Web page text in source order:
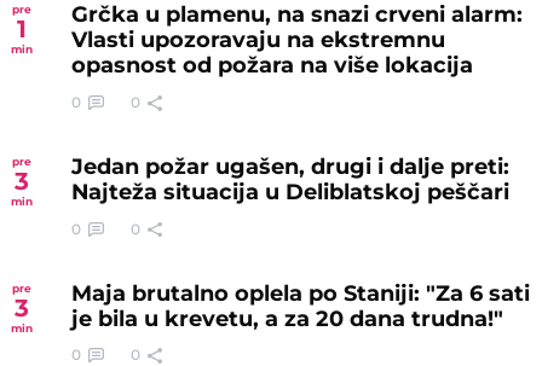
pre
1
min
Grčka u plamenu, na snazi crveni alarm:
Vlasti upozoravaju na ekstremnu
opasnost od požara na više lokacija
0 0
pre
3
min
Jedan požar ugašen, drugi i dalje preti:
Najteža situacija u Deliblatskoj peščari
0 0
pre
3
min
Maja brutalno oplela po Staniji: "Za 6 sati
je bila u krevetu, a za 20 dana trudna!"
0 0